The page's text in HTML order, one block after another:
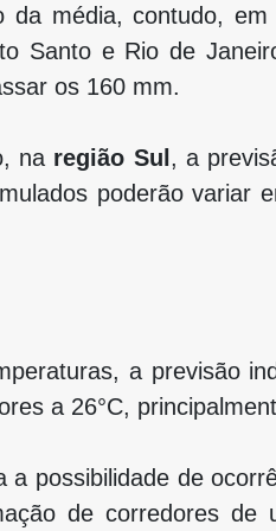
da média, contudo,
Santo e Rio de
os 160 mm.
na região Sul , a
poderão variar
a previsão
a 26°C,
a possibilidade de
de corredores de